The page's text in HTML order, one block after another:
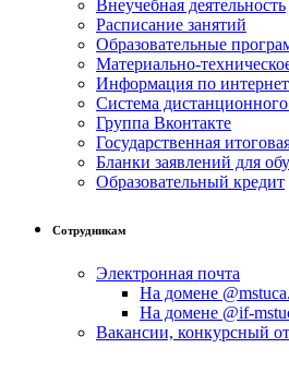
Внеучебная деятельность
Расписание занятий
Образовательные
Материально-
Информация по
Система
Группа Вконтакте
Государственная
Бланки заявлений для
Образовательный кредит
Сотрудникам
Электронная почта
На домене
На домене @if-
Вакансии, конкурсный